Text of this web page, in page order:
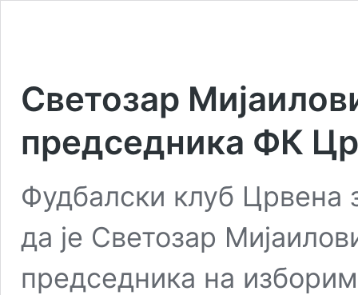
Светозар
председника ФК
Фудбалски клуб Црвена
да је Светозар
председника на